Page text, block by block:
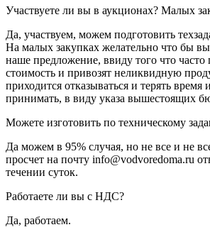
Участвуете ли вы в аукционах? Малых
Да, участвуем, можем подготовить
На малых закупках желательно что бы
наше предложение, ввиду того что часто
стоимость и привозят неликвидную
приходится отказываться и терять время
принимать, в виду указа вышестоящих
Можете изготовить по техническому
Да можем в 95% случая, но не все и не
просчет на почту info@vodvoredoma.ru
течении суток.
Работаете ли вы с НДС?
Да, работаем.